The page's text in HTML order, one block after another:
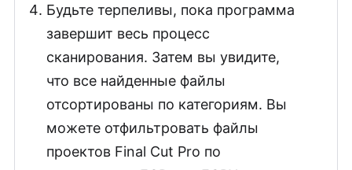
Будьте терпеливы, пока программа
завершит весь процесс
сканирования. Затем вы увидите,
что все найденные файлы
отсортированы по категориям. Вы
можете отфильтровать файлы
проектов Final Cut Pro по